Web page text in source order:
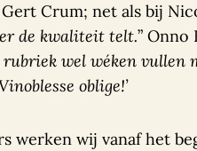
Crum; net als bij
de kwaliteit telt.” Onno
wel wéken vullen
oblige!’
werken wij vanaf het